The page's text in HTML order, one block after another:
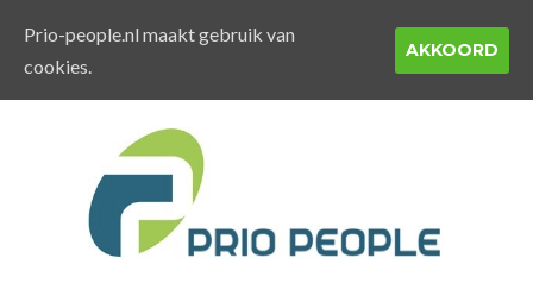
Prio-people.nl maakt gebruik van
cookies.
AKKOORD